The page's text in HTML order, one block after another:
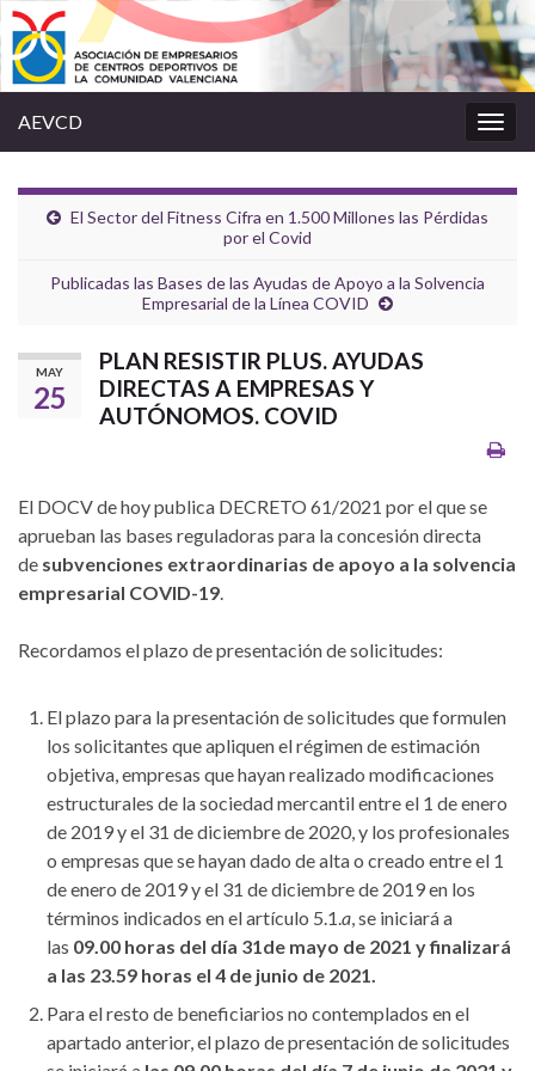
la
AEVCD
El Sector del Fitness Cifra en 1.500 Millones las Pérdidas
por el Covid
Publicadas las Bases de las Ayudas de Apoyo a la Solvencia
Empresarial de la Línea COVID
MAY
25
PLAN RESISTIR PLUS. AYUDAS
DIRECTAS A EMPRESAS Y
AUTÓNOMOS. COVID
El DOCV de hoy publica DECRETO 61/2021 por el que se
aprueban las bases reguladoras para la concesión directa
de subvenciones extraordinarias de apoyo a la solvencia
empresarial COVID-19
Recordamos el plazo de presentación de solicitudes:
El plazo para la presentación de solicitudes que formulen
los solicitantes que apliquen el régimen de estimación
objetiva, empresas que hayan realizado modificaciones
estructurales de la sociedad mercantil entre el 1 de enero
de 2019 y el 31 de diciembre de 2020, y los profesionales
o empresas que se hayan dado de alta o creado entre el 1
de enero de 2019 y el 31 de diciembre de 2019 en los
términos indicados en el artículo 5.1. a , se iniciará a
las 09.00 horas del día 31de mayo de 2021 y finalizará
a las 23.59 horas el 4 de junio de 2021.
Para el resto de beneficiarios no contemplados en el
apartado anterior, el plazo de presentación de solicitudes